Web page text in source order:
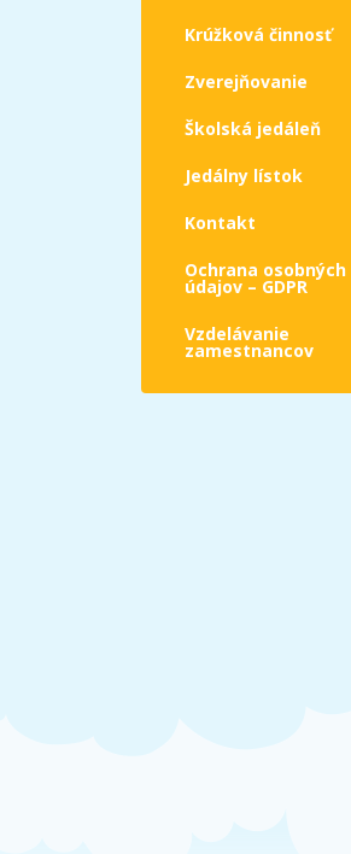
Krúžková činnosť
Zverejňovanie
Školská jedáleň
Jedálny lístok
Kontakt
Ochrana osobných
údajov – GDPR
Vzdelávanie
zamestnancov